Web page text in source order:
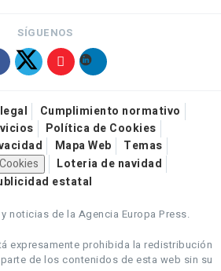
SÍGUENOS
Cumplimiento normativo
Política de Cookies
Mapa Web
Temas
Loteria de navidad
estatal
noticias de la Agencia Europa Press.
expresamente prohibida la redistribución
de los contenidos de esta web sin su